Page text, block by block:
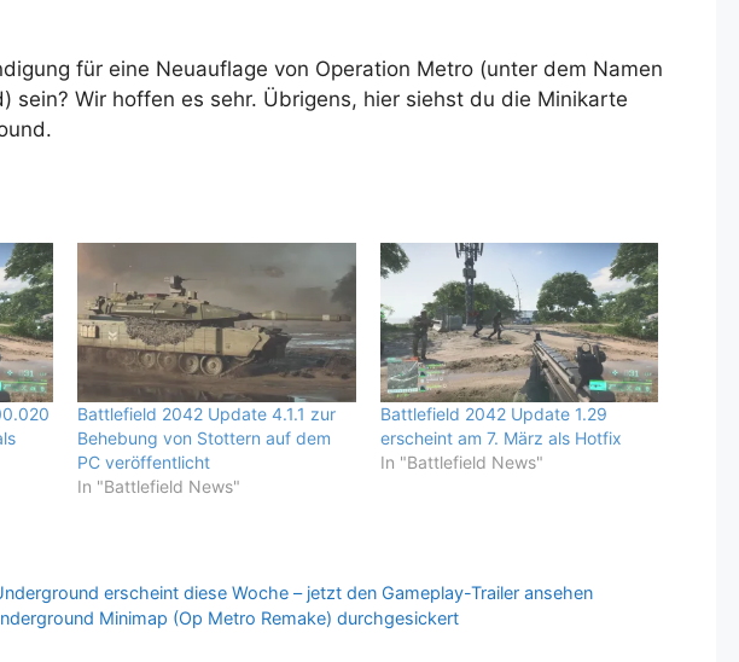
für eine Neuauflage von Operation Metro (unter dem Namen
sein? Wir hoffen es sehr. Übrigens, hier siehst du die Minikarte
Battlefield 2042 Update 4.1.1 zur
Behebung von Stottern auf dem
PC veröffentlicht
In "Battlefield News"
Battlefield 2042 Update 1.29
erscheint am 7. März als Hotfix
In "Battlefield News"
erscheint diese Woche – jetzt den Gameplay-Trailer ansehen
Minimap (Op Metro Remake) durchgesickert